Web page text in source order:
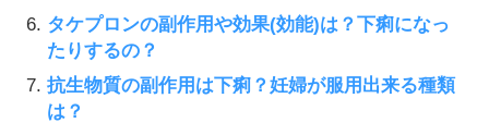
タケプロンの副作用や効果(効能)は？下痢になっ
たりするの？
抗生物質の副作用は下痢？妊婦が服用出来る種類
は？